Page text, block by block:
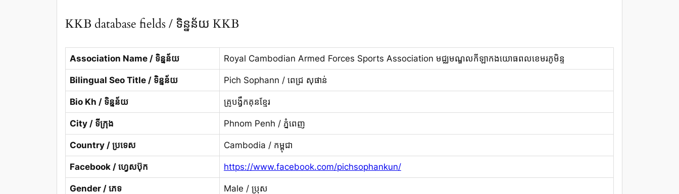
KKB database fields / ទិន្នន័យ KKB
Association Name / ទិន្នន័យ Royal Cambodian Armed Forces Sports Association មជ្ឈមណ្ឌលកីឡាកងយោធពលខេមរភូមិន្ទ
Bilingual Seo Title / ទិន្នន័យ Pich Sophann / ពេជ្រ សុផាន់
Bio Kh / ទិន្នន័យ គ្រូបង្វឹកគុនខ្មែរ
City / ទីក្រុង Phnom Penh / ភ្នំពេញ
Country / ប្រទេស Cambodia / កម្ពុជា
Facebook / ហ្វេសប៊ុក https://www.facebook.com/pichsophankun/
Gender / ភេទ Male / ប្រុស